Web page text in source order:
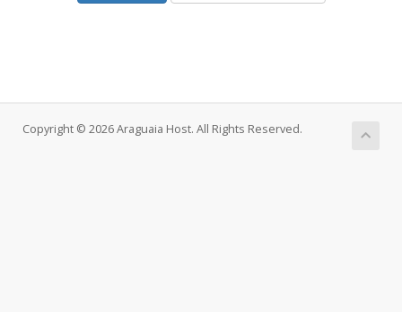
Copyright © 2026 Araguaia Host. All Rights Reserved.